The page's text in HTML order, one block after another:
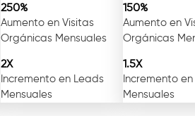
250%
Aumento en Visitas
Orgánicas Mensuales
2X
Incremento en Leads
Mensuales
150%
Aumento en
Orgánicas
1.5X
Incremento
Mensuales